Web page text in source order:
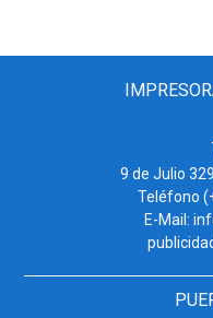
9 de Julio
Teléfono
E-Mail: